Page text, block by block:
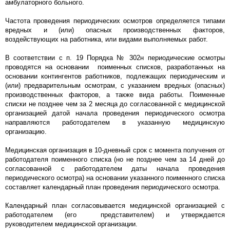
амбулаторного больного.
Частота проведения периодических осмотров определяется типами
вредных и (или) опасных производственных факторов,
воздействующих на работника, или видами выполняемых работ.
В соответствии с п. 19 Порядка № 302н периодические осмотры
проводятся на основании поименных списков, разработанных на
основании контингентов работников, подлежащих периодическим и
(или) предварительным осмотрам, с указанием вредных (опасных)
производственных факторов, а также вида работы. Поименные
списки не позднее чем за 2 месяца до согласованной с медицинской
организацией датой начала проведения периодического осмотра
направляются работодателем в указанную медицинскую
организацию.
Медицинская организация в 10-дневный срок с момента получения от
работодателя поименного списка (но не позднее чем за 14 дней до
согласованной с работодателем даты начала проведения
периодического осмотра) на основании указанного поименного списка
составляет календарный план проведения периодического осмотра.
Календарный план согласовывается медицинской организацией с
работодателем (его представителем) и утверждается
руководителем медицинской организации.